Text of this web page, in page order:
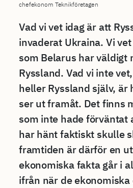
chefekonom Teknikföretagen
Vad vi vet idag är att
invaderat Ukraina. Vi
som Belarus har väldigt
Ryssland. Vad vi inte
heller Ryssland själv, är
ser ut framåt. Det finns
som inte hade förväntat
har hänt faktiskt skulle
framtiden är därför en
ekonomiska fakta går i
ifrån när de